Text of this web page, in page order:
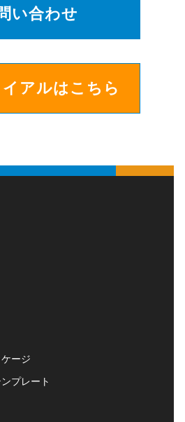
い合わせ
アルはこちら
ージ
プレート